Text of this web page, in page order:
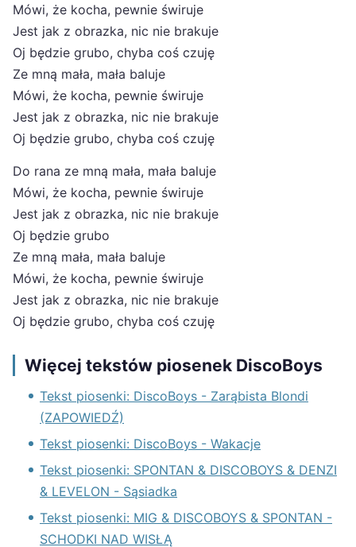
Mówi, że kocha, pewnie świruje
Jest jak z obrazka, nic nie brakuje
Oj będzie grubo, chyba coś czuję
Ze mną mała, mała baluje
Mówi, że kocha, pewnie świruje
Jest jak z obrazka, nic nie brakuje
Oj będzie grubo, chyba coś czuję
Do rana ze mną mała, mała baluje
Mówi, że kocha, pewnie świruje
Jest jak z obrazka, nic nie brakuje
Oj będzie grubo
Ze mną mała, mała baluje
Mówi, że kocha, pewnie świruje
Jest jak z obrazka, nic nie brakuje
Oj będzie grubo, chyba coś czuję
Więcej tekstów piosenek DiscoBoys
Tekst piosenki: DiscoBoys - Zarąbista Blondi
(ZAPOWIEDŹ)
Tekst piosenki: DiscoBoys - Wakacje
Tekst piosenki: SPONTAN & DISCOBOYS & DENZI
& LEVELON - Sąsiadka
Tekst piosenki: MIG & DISCOBOYS & SPONTAN -
SCHODKI NAD WISŁĄ